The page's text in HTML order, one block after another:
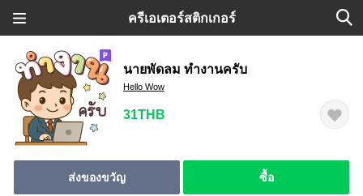
ครีเอเตอร์สติกเกอร์
นายพัดลม ทำงานครับ
Hello Wow
31THB
ส่งของขวัญ ซื้อ